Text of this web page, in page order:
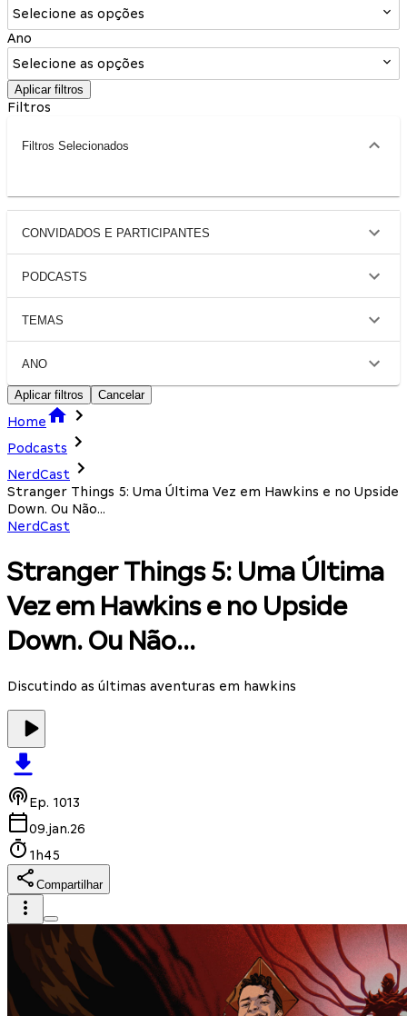
Selecione as opções
Ano
Selecione as opções
Aplicar filtros
Filtros
Filtros Selecionados
CONVIDADOS E PARTICIPANTES
PODCASTS
TEMAS
ANO
Aplicar filtros Cancelar
Home
Podcasts
NerdCast
Stranger Things 5: Uma Última Vez em Hawkins e no Upside
Down. Ou Não...
NerdCast
Stranger Things 5: Uma Última
Vez em Hawkins e no Upside
Down. Ou Não...
Discutindo as últimas aventuras em hawkins
Ep. 1013
09.jan.26
1h45
Compartilhar